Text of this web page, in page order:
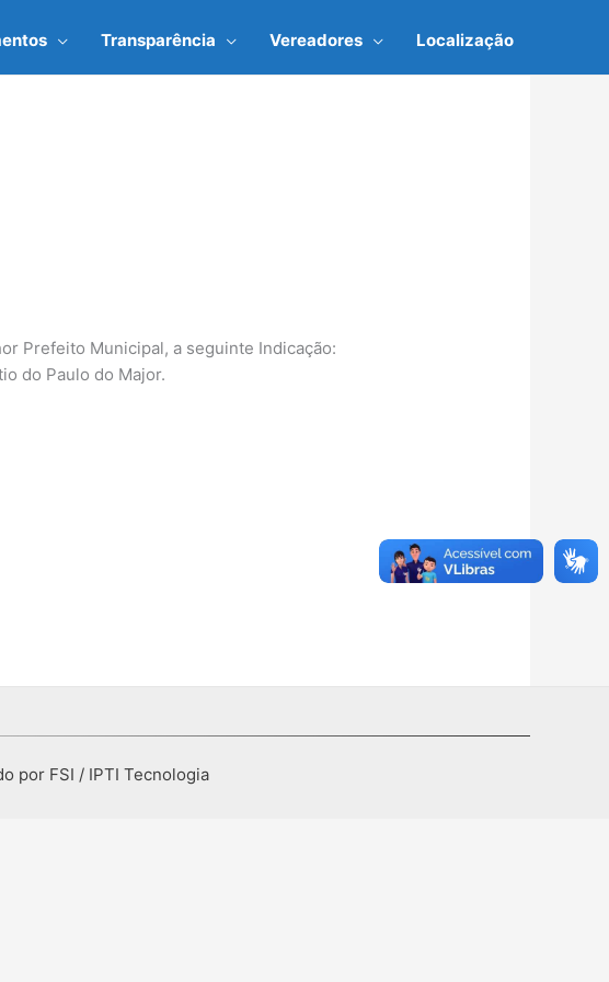
Transparência Vereadores Localização
Prefeito Municipal, a seguinte Indicação:
do Paulo do Major.
por FSI / IPTI Tecnologia